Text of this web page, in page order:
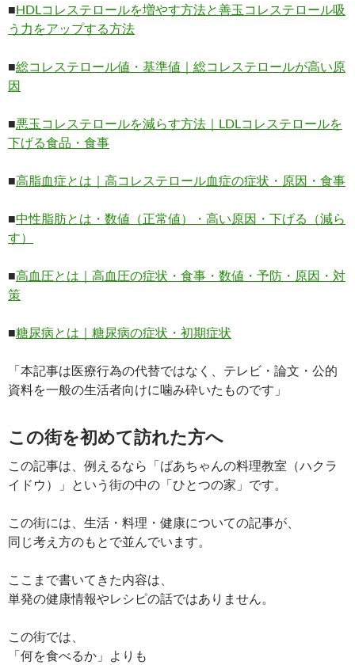
■HDLコレステロールを増やす方法と善玉コレステロール吸
う力をアップする方法
■総コレステロール値・基準値｜総コレステロールが高い原
因
■悪玉コレステロールを減らす方法｜LDLコレステロールを
下げる食品・食事
■高脂血症とは｜高コレステロール血症の症状・原因・食事
■中性脂肪とは・数値（正常値）・高い原因・下げる（減ら
す）
■高血圧とは｜高血圧の症状・食事・数値・予防・原因・対
策
■糖尿病とは｜糖尿病の症状・初期症状
「本記事は医療行為の代替ではなく、テレビ・論文・公的
資料を一般の生活者向けに噛み砕いたものです」
この街を初めて訪れた方へ
この記事は、例えるなら「ばあちゃんの料理教室（ハクラ
イドウ）」という街の中の「ひとつの家」です。
この街には、生活・料理・健康についての記事が、
同じ考え方のもとで並んでいます。
ここまで書いてきた内容は、
単発の健康情報やレシピの話ではありません。
この街では、
「何を食べるか」よりも